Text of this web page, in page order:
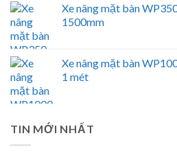
Xe nâng mặt bàn
1500mm
Xe nâng mặt bàn
1 mét
TIN MỚI NHẤT